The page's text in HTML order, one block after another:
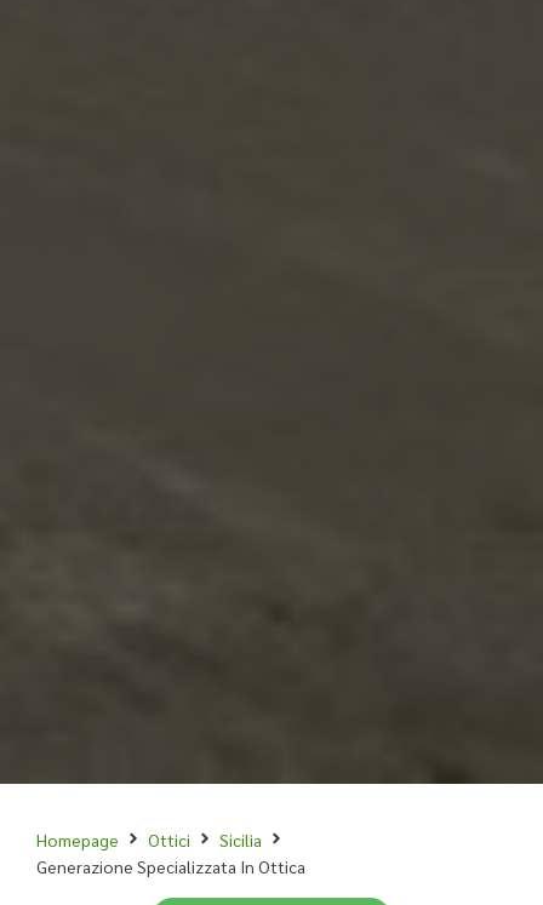
Homepage Ottici
Sicilia
Generazione Specializzata In Ottica